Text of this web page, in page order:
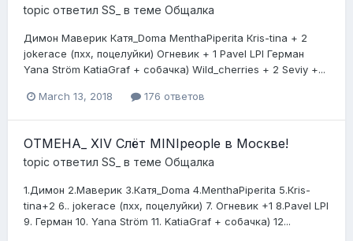
topic ответил SS_ в теме Общалка
Димон Маверик Катя_Doma MenthaPiperita Кris-tina + 2
jokerace (пхх, поцелуйки) Огневик + 1 Pavel LPI Герман
Yana Ström KatiaGraf + собачка) Wild_cherries + 2 Seviy +...
March 13, 2018 176 ответов
ОТМЕНА_ XIV Слёт MINIpeople в Москве!
topic ответил SS_ в теме Общалка
1.Димон 2.Маверик 3.Катя_Doma 4.MenthaPiperita 5.Кris-
tina+2 6.. jokerace (пхх, поцелуйки) 7. Огневик +1 8.Pavel LPI
9. Герман 10. Yana Ström 11. KatiaGraf + собачка) 12...